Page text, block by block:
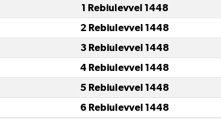
1 Rebiulevvel 1448
2 Rebiulevvel 1448
3 Rebiulevvel 1448
4 Rebiulevvel 1448
5 Rebiulevvel 1448
6 Rebiulevvel 1448